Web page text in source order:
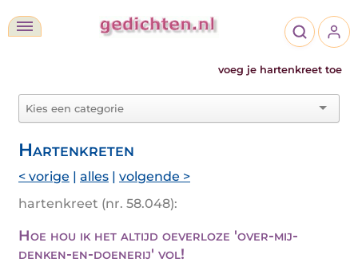
voeg je hartenkreet toe
Hartenkreten
< vorige | alles | volgende >
hartenkreet (nr. 58.048):
Hoe hou ik het altijd oeverloze 'over-mij-
denken-en-doenerij' vol!